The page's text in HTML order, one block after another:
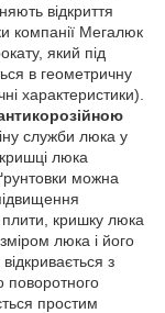
відкриття
компанії Мегалюк
який під
в геометричну
характеристики).
служби люка у
люка
ґрунтовки можна
кришку люка
люка і його
з
поворотного
простим